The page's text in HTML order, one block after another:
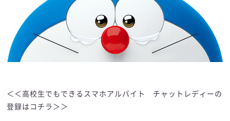
＜＜高校生でもできるスマホアルバイト チャットレディーの
登録はコチラ＞＞